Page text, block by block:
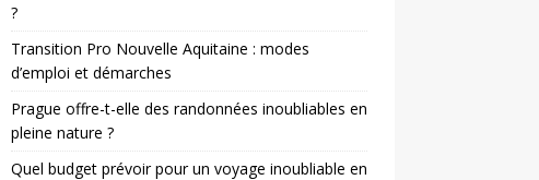
?
Transition Pro Nouvelle Aquitaine : modes
d’emploi et démarches
Prague offre-t-elle des randonnées inoubliables en
pleine nature ?
Quel budget prévoir pour un voyage inoubliable en